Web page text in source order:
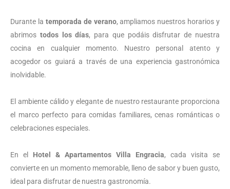
Durante la temporada de verano, ampliamos nuestros horarios y
abrimos todos los días, para que podáis disfrutar de nuestra
cocina en cualquier momento. Nuestro personal atento y
acogedor os guiará a través de una experiencia gastronómica
inolvidable.
El ambiente cálido y elegante de nuestro restaurante proporciona
el marco perfecto para comidas familiares, cenas románticas o
celebraciones especiales.
En el Hotel & Apartamentos Villa Engracia, cada visita se
convierte en un momento memorable, lleno de sabor y buen gusto,
ideal para disfrutar de nuestra gastronomía.